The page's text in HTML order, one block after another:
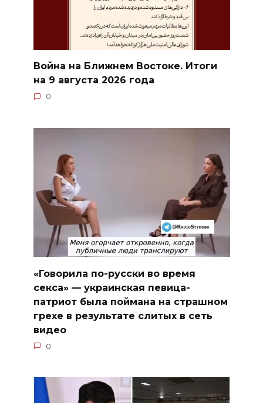
Война на Ближнем Востоке. Итоги
на 9 августа 2026 года
0
«Говорила по-русски во время
секса» — украинская певица-
патриот была поймана на страшном
грехе в результате слитых в сеть
видео
0